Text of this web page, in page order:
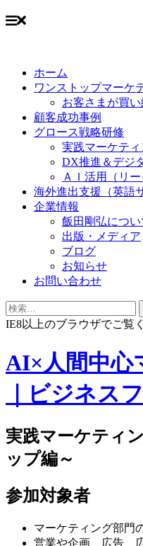
content
ホーム
ワンストップマーケ
お客さまが買
顧客成功事例
グロース戦略研修
実践マーケテ
DX推進＆デジ
ＡＩ活用（リー
海外進出支援（英語
企業情報
飯田剛弘につい
出版・メディア
ブログ
お知らせ
お問い合わせ
検
索:
IE8以上のブラウザでご覧
AI×人間中心
｜ビジネス
実践マーケティ
ップ編～
参加対象者
マーケティング部門
営業や企画、広告、